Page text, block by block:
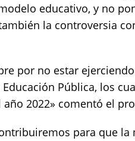
educativo, y no
la controversia
por no estar
Pública, los
2022» comentó el
para que la